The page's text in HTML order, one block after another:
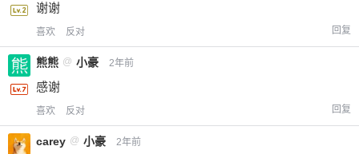
谢谢
喜欢 反对 回复
熊熊 @ 小豪 2年前
感谢
喜欢 反对 回复
carey @ 小豪 2年前